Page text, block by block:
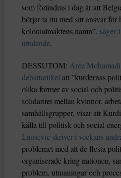
som förändras i dag är att
börjar ta itu med sitt ansvar för
kolonialmaktens namn”, säger
uttalande.
DESSUTOM: Arez
debattartikel att ”kurdernas
olika former av social och
solidaritet mellan kvinnor,
samhällsgrupper, visar att
källa till politisk och social
Lausevic skriver i veckans
problemet med att de flesta
organiserade kring nationen,
problem, utmaningar och